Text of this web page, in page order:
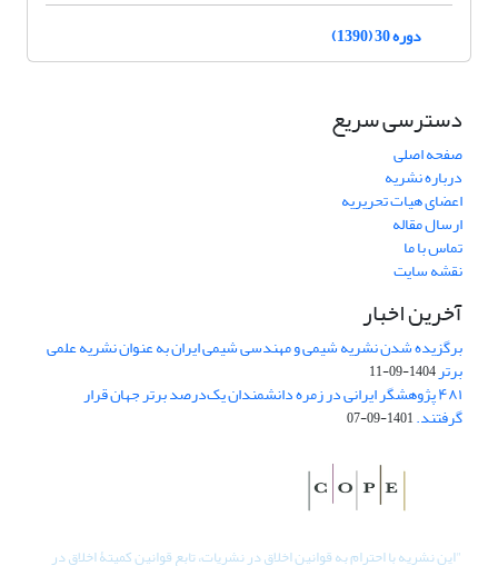
دوره 30 (1390)
دسترسی سریع
صفحه اصلی
درباره نشریه
اعضای هیات تحریریه
ارسال مقاله
تماس با ما
نقشه سایت
آخرین اخبار
برگزیده شدن نشریه شیمی و مهندسی شیمی ایران به عنوان نشریه علمی
برتر1404-09-11
۴۸۱ پژوهشگر ایرانی در زمره دانشمندان یک‌درصد برتر جهان قرار
گرفتند.1401-09-07
"این نشریه با احترام به قوانین اخلاق در نشریات، تابع قوانین کمیتۀ اخلاق در